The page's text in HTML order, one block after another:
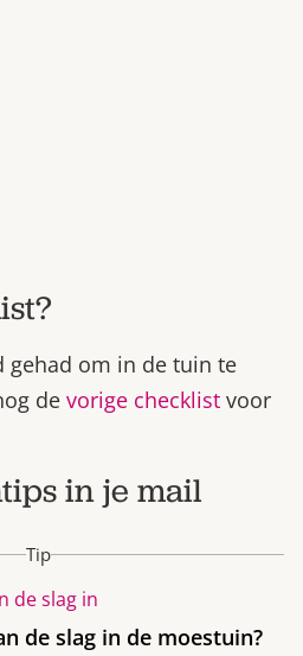
gehad om in de tuin te
de vorige checklist voor
in je mail
Tip
de slag in de moestuin?